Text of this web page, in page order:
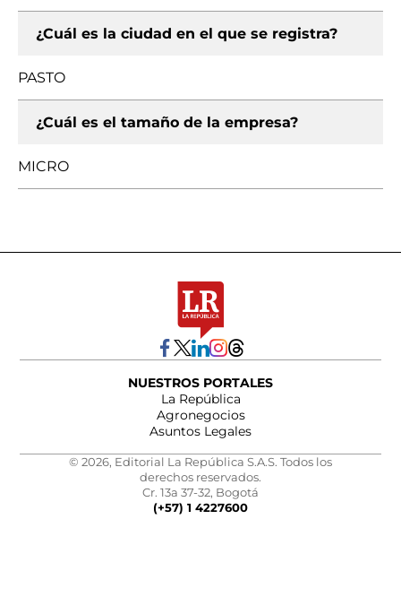
¿Cuál es la ciudad en el que se registra?
PASTO
¿Cuál es el tamaño de la empresa?
MICRO
NUESTROS PORTALES
La República
Agronegocios
Asuntos Legales
© 2026, Editorial La República S.A.S. Todos los
derechos reservados.
Cr. 13a 37-32, Bogotá
(+57) 1 4227600